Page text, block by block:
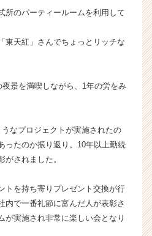
所のパーティールームを利用して
東天紅」さんでちょっとリッチな
景を満喫しながら、1年の労をみ
なプロジェクトが実施されたの
ったのか振り返り。10年以上勤続
がされました。
トを持ち寄りプレゼント交換が行
内で一番礼節に富んだ人が表彰さ
が実施され非常に楽しい会となり